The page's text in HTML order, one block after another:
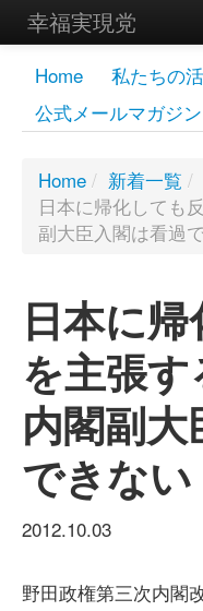
幸福実現党
メンバーズページ
党員
お問い合わせ
Home 私たちの
公式メールマガジン
Home / 新着一覧 /
日本に帰化しても
副大臣入閣は看過
日本に
を主張
内閣副
できない
2012.10.03
野田政権第三次内閣